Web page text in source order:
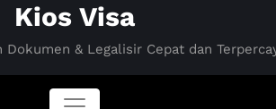
Kios Visa
Dokumen & Legalisir Cepat dan